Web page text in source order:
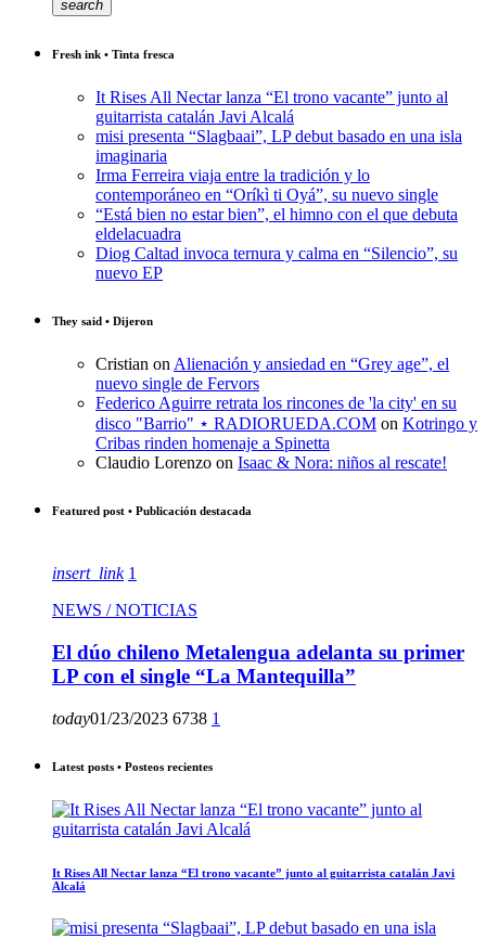
search
Fresh ink • Tinta fresca
It Rises All Nectar lanza “El trono vacante” junto al
guitarrista catalán Javi Alcalá
misi presenta “Slagbaai”, LP debut basado en una isla
imaginaria
Irma Ferreira viaja entre la tradición y lo
contemporáneo en “Oríkì ti Oyá”, su nuevo single
“Está bien no estar bien”, el himno con el que debuta
eldelacuadra
Diog Caltad invoca ternura y calma en “Silencio”, su
nuevo EP
They said • Dijeron
Cristian on Alienación y ansiedad en “Grey age”, el
nuevo single de Fervors
Federico Aguirre retrata los rincones de 'la city' en su
disco "Barrio" ⋆ RADIORUEDA.COM on Kotringo y
Cribas rinden homenaje a Spinetta
Claudio Lorenzo on Isaac & Nora: niños al rescate!
Featured post • Publicación destacada
insert_link 1
NEWS / NOTICIAS
El dúo chileno Metalengua adelanta su primer
LP con el single “La Mantequilla”
today01/23/2023 6738 1
Latest posts • Posteos recientes
It Rises All Nectar lanza “El trono vacante” junto al guitarrista catalán Javi
Alcalá